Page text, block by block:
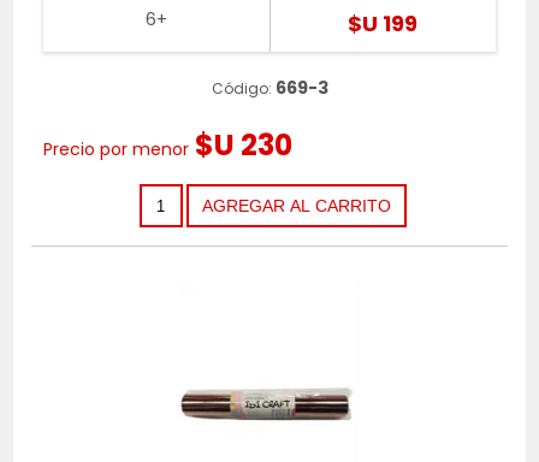
6+ $U 199
Código: 669-3
Precio por menor $U 230